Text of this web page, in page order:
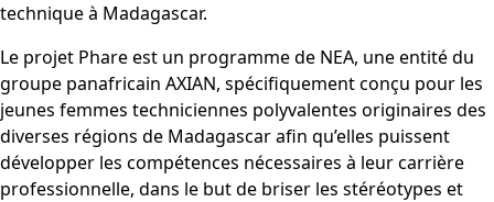
technique à Madagascar.
Le projet Phare est un programme de NEA, une entité du
groupe panafricain AXIAN, spécifiquement conçu pour les
jeunes femmes techniciennes polyvalentes originaires des
diverses régions de Madagascar afin qu’elles puissent
développer les compétences nécessaires à leur carrière
professionnelle, dans le but de briser les stéréotypes et